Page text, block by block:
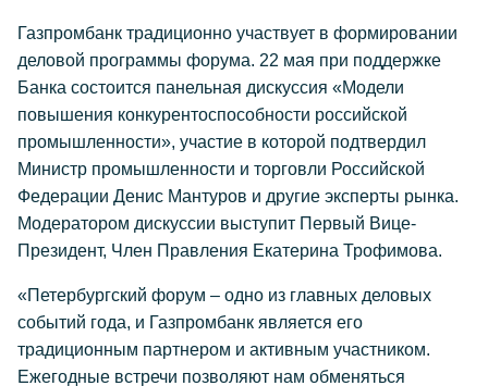
Газпромбанк традиционно участвует в формировании
деловой программы форума. 22 мая при поддержке
Банка состоится панельная дискуссия «Модели
повышения конкурентоспособности российской
промышленности», участие в которой подтвердил
Министр промышленности и торговли Российской
Федерации Денис Мантуров и другие эксперты рынка.
Модератором дискуссии выступит Первый Вице-
Президент, Член Правления Екатерина Трофимова.
«Петербургский форум – одно из главных деловых
событий года, и Газпромбанк является его
традиционным партнером и активным участником.
Ежегодные встречи позволяют нам обменяться